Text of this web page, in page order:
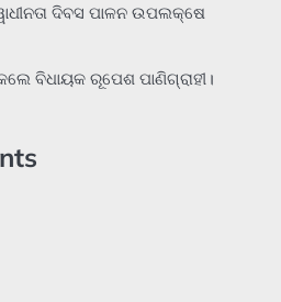
ଦିବସ ପାଳନ ଉପଲକ୍ଷେ
ବିଧାୟକ ରୂପେଶ ପାଣିଗ୍ରାହୀ।